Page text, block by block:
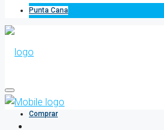
Punta Cana
Comprar